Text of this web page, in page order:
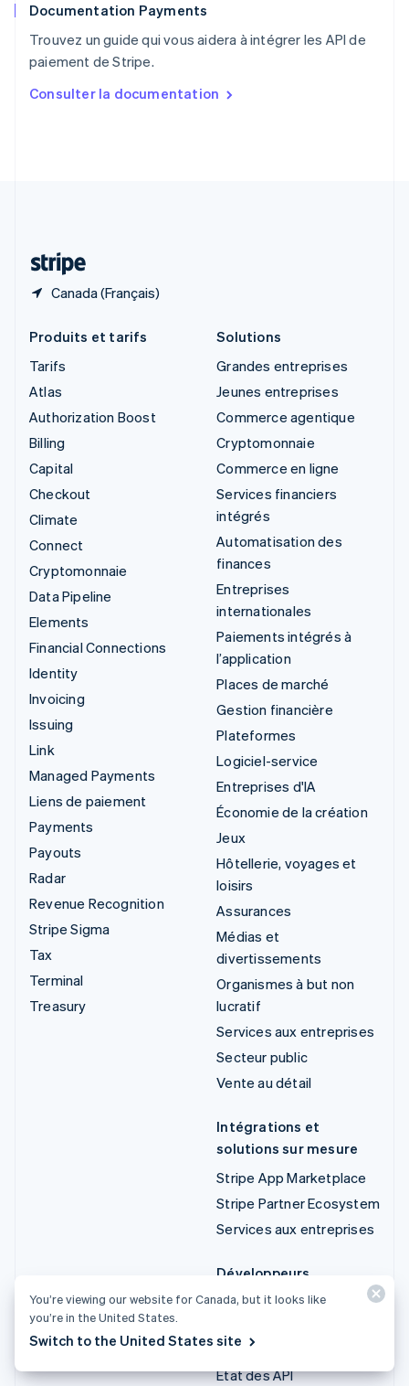
Documentation Payments
Trouvez un guide qui vous aidera à intégrer les API de
paiement de Stripe.
Consulter la documentation
Canada (Français)
Royaume-Uni
Singapour
English 简体中文
English
Produits et tarifs
Tarifs
Atlas
Authorization Boost
Billing
Capital
Checkout
Climate
Connect
Cryptomonnaie
Data Pipeline
Elements
Financial Connections
Identity
Invoicing
Issuing
Link
Managed Payments
Liens de paiement
Payments
Payouts
Radar
Revenue Recognition
Stripe Sigma
Tax
Terminal
Treasury
Solutions
Grandes entreprises
Jeunes entreprises
Commerce agentique
Cryptomonnaie
Commerce en ligne
Services financiers
intégrés
Automatisation des
finances
Entreprises
internationales
Paiements intégrés à
l’application
Places de marché
Gestion financière
Plateformes
Logiciel-service
Entreprises d'IA
Économie de la création
Jeux
Hôtellerie, voyages et
loisirs
Assurances
Médias et
divertissements
Organismes à but non
lucratif
Services aux entreprises
Secteur public
Vente au détail
Intégrations et
solutions sur mesure
Stripe App Marketplace
Stripe Partner Ecosystem
Services aux entreprises
Développeurs
Documentation
API
État des API
You’re viewing our website for Canada, but it looks like
you’re in the United States.
Switch to the United States site